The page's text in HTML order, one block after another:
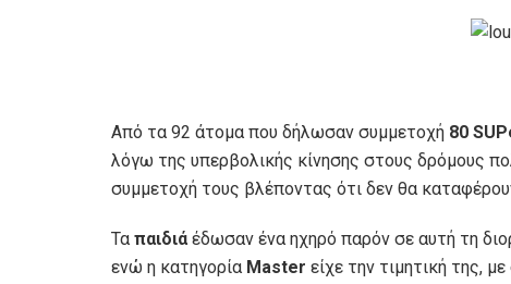
Από τα 92 άτομα που δήλωσαν συμμετοχή 80
λόγω της υπερβολικής κίνησης στους δρόμους
συμμετοχή τους βλέποντας ότι δεν θα
Τα παιδιάέδωσαν ένα ηχηρό παρόν σε αυτή τη
ενώ η κατηγορία Master είχε την τιμητική της, με